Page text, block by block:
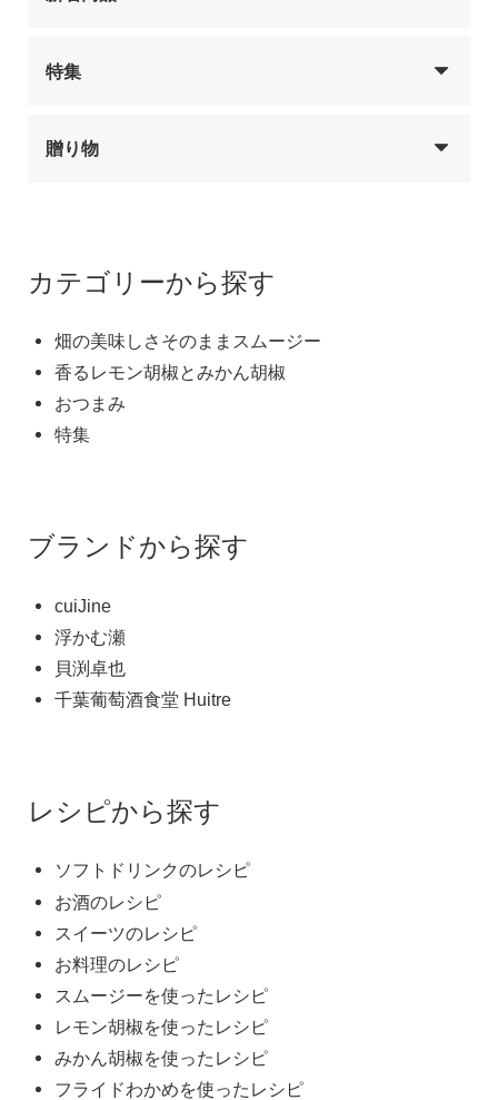
特集
贈り物
カテゴリーから探す
畑の美味しさそのままスムージー
香るレモン胡椒とみかん胡椒
おつまみ
特集
ブランドから探す
cuiJine
浮かむ瀬
貝渕卓也
千葉葡萄酒食堂 Huitre
レシピから探す
ソフトドリンクのレシピ
お酒のレシピ
スイーツのレシピ
お料理のレシピ
スムージーを使ったレシピ
レモン胡椒を使ったレシピ
みかん胡椒を使ったレシピ
フライドわかめを使ったレシピ